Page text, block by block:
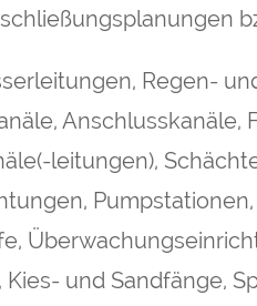
Regen-
Anschlusskanäle,
leitungen),
und Sandfänge,